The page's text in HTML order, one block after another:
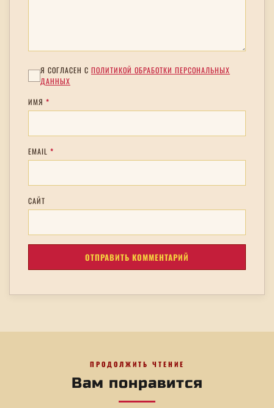
Я СОГЛАСЕН С ПОЛИТИКОЙ ОБРАБОТКИ ПЕРСОНАЛЬНЫХ
ДАННЫХ
ИМЯ *
EMAIL *
САЙТ
ПРОДОЛЖИТЬ ЧТЕНИЕ
Вам понравится